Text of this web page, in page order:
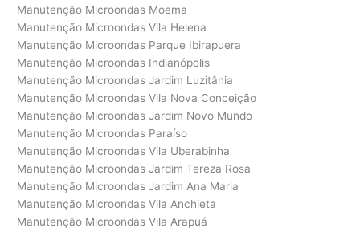
Manutenção Microondas Moema
Manutenção Microondas Vila Helena
Manutenção Microondas Parque Ibirapuera
Manutenção Microondas Indianópolis
Manutenção Microondas Jardim Luzitânia
Manutenção Microondas Vila Nova Conceição
Manutenção Microondas Jardim Novo Mundo
Manutenção Microondas Paraíso
Manutenção Microondas Vila Uberabinha
Manutenção Microondas Jardim Tereza Rosa
Manutenção Microondas Jardim Ana Maria
Manutenção Microondas Vila Anchieta
Manutenção Microondas Vila Arapuá